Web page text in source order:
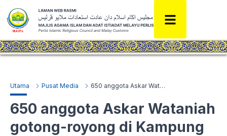
Utama Pusat Media 650 anggota Askar Wataniah gotong-royong di Kampung Seberang Ramai
650 anggota Askar Wataniah
gotong-royong di Kampung